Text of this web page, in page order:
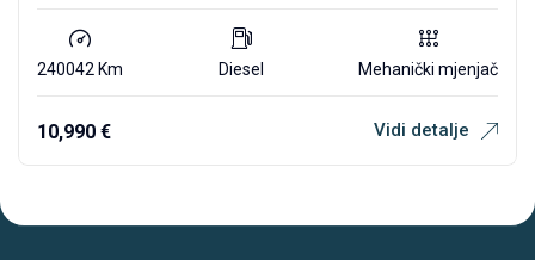
240042 Km Diesel Mehanički mjenjač
10,990 € Vidi detalje